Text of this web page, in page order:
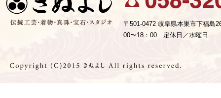
〒501-0472 岐阜県本巣市下福島
00〜18：00 定休日／水曜日